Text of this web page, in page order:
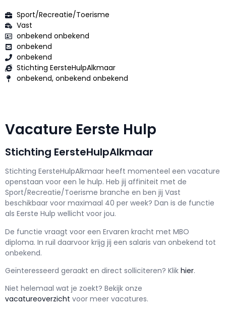
Sport/Recreatie/Toerisme
Vast
onbekend onbekend
onbekend
onbekend
Stichting EersteHulpAlkmaar
onbekend, onbekend onbekend
Vacature Eerste Hulp
Stichting EersteHulpAlkmaar
Stichting EersteHulpAlkmaar heeft momenteel een vacature
openstaan voor een 1e hulp. Heb jij affiniteit met de
Sport/Recreatie/Toerisme branche en ben jij Vast
beschikbaar voor maximaal 40 per week? Dan is de functie
als Eerste Hulp wellicht voor jou.
De functie vraagt voor een Ervaren kracht met MBO
diploma. In ruil daarvoor krijg jij een salaris van onbekend tot
onbekend.
Geïnteresseerd geraakt en direct solliciteren? Klik hier.
Niet helemaal wat je zoekt? Bekijk onze
vacatureoverzicht voor meer vacatures.